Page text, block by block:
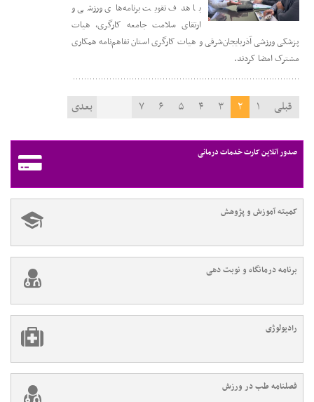
با هدف تقویت برنامه‌های ورزشی و
ارتقای سلامت جامعه کارگری، هیات
پزشکی ورزشی آذربایجان‌شرقی و هیات کارگری استان تفاهم‌نامه همکاری
مشترک امضا کردند.
قبلی ۱ ۲ ۳ ۴ ۵ ۶ ۷ بعدی
صدور آنلاین کارت خدمات درمانی
کمیته آموزش و پژوهش
برنامه درمانگاه و نوبت دهی
رادیولوژی
فصلنامه طب در ورزش